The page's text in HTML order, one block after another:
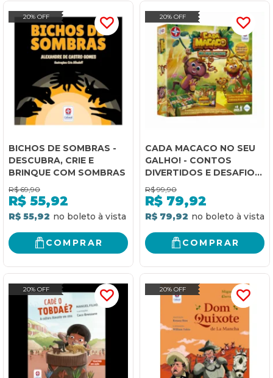
20% OFF
BICHOS DE SOMBRAS -
DESCUBRA, CRIE E
BRINQUE COM SOMBRAS
R$ 69,90
R$ 55,92
R$ 55,92
COMPRAR
20% OFF
CADA MACACO NO SEU
GALHO! - CONTOS
DIVERTIDOS E DESAFIOS
EM UM JOGO ESTILO
LUDO
R$ 99,90
R$ 79,92
R$ 79,92
COMPRAR
20% OFF 20% OFF